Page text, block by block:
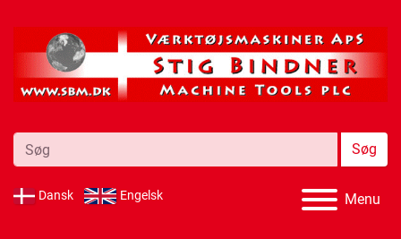
Søg
Dansk Engelsk Menu